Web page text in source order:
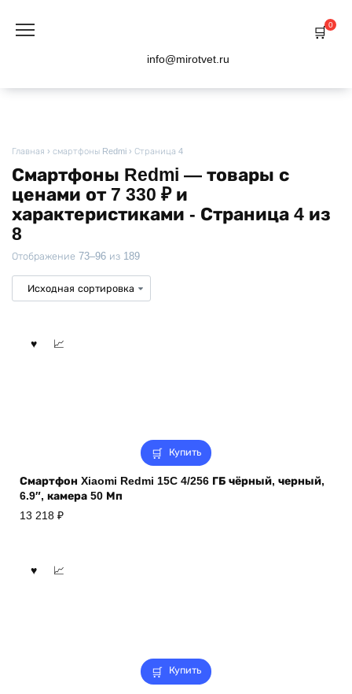
содержанию
info@mirotvet.ru
0
Главная › смартфоны Redmi › Страница 4
Смартфоны Redmi — товары с
ценами от 7 330 ₽ и
характеристиками - Страница 4 из
8
Отображение 73–96 из 189
Купить
Смартфон Xiaomi Redmi 15C 4/256 ГБ чёрный, черный,
6.9″, камера 50 Мп
13 218 ₽
Купить